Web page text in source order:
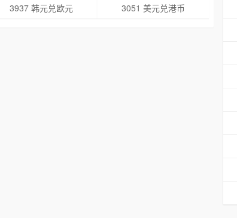
3937 韩元兑欧元 3051 美元兑港币